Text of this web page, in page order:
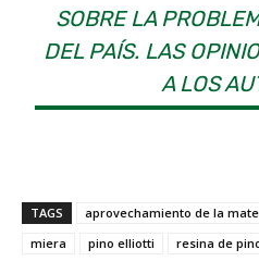
SOBRE LA
DEL PAÍS. LAS
A LOS
TAGS aprovechamiento de la
miera
pino elliotti resina de